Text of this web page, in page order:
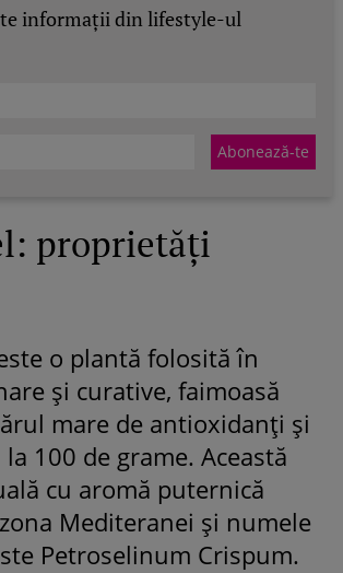
informații din lifestyle-ul
proprietăți
o plantă folosită în
și curative, faimoasă
mare de antioxidanți și
100 de grame. Această
cu aromă puternică
Mediteranei și numele
Petroselinum Crispum.